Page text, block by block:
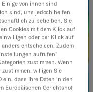
Einige von ihnen sind
sind, uns jedoch helfen
zu betreiben. Sie
Cookies mit dem Klick auf
oder per Klick auf
entscheiden. Zudem
aufrufen"
zustimmen. Wenn
willigen Sie
ein, dass Ihre Daten in den
Europäischen Gerichtshof